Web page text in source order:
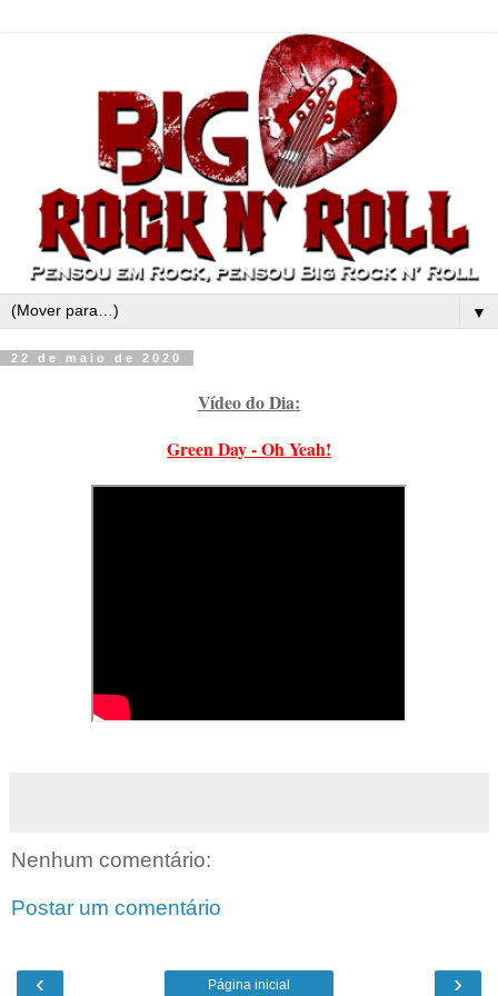
▼
22 de maio de 2020
Vídeo do Dia:
Green Day - Oh Yeah!
Nenhum comentário:
Postar um comentário
‹ ›
Página inicial